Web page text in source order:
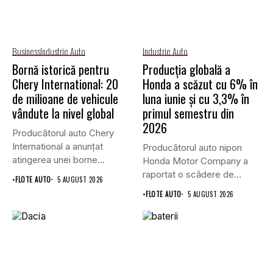
BusinessIndustrie Auto
Bornă istorică pentru
Chery International: 20
de milioane de vehicule
vândute la nivel global
Producătorul auto Chery
International a anunțat
atingerea unei borne
istorice în industria...
•FLOTE AUTO 5 AUGUST 2026
Industrie Auto
Producția globală a
Honda a scăzut cu 6% în
luna iunie și cu 3,3% în
primul semestru din
2026
Producătorul auto nipon
Honda Motor Company a
raportat o scădere de
6,1%...
•FLOTE AUTO 5 AUGUST 2026